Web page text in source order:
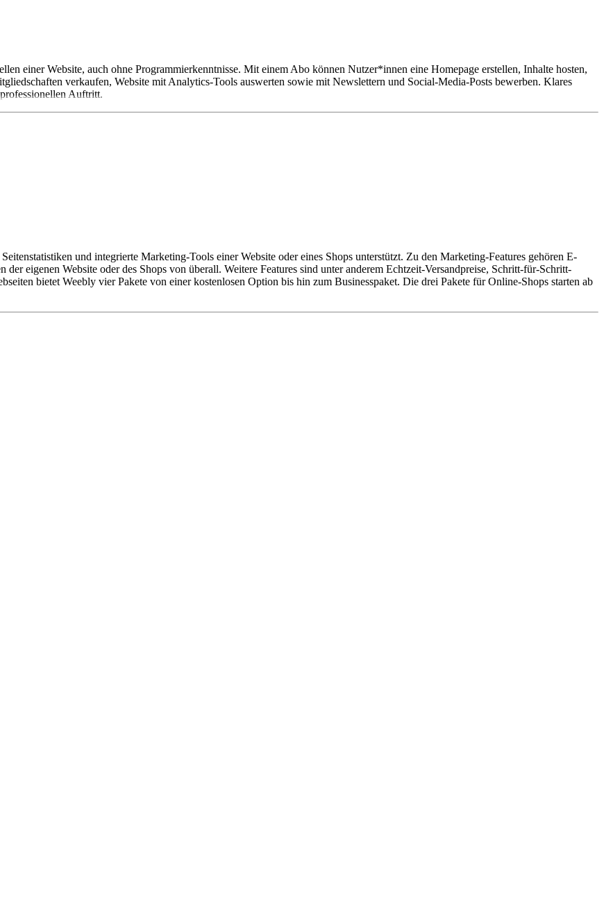
einer Website, auch ohne Programmierkenntnisse. Mit einem Abo können Nutzer*innen eine Homepage erstellen, Inhalte hosten,
verkaufen, Website mit Analytics-Tools auswerten sowie mit Newslettern und Social-Media-Posts bewerben. Klares
Auftritt.
und integrierte Marketing-Tools einer Website oder eines Shops unterstützt. Zu den Marketing-Features gehören E-
eigenen Website oder des Shops von überall. Weitere Features sind unter anderem Echtzeit-Versandpreise, Schritt-für-Schritt-
bietet Weebly vier Pakete von einer kostenlosen Option bis hin zum Businesspaket. Die drei Pakete für Online-Shops starten ab